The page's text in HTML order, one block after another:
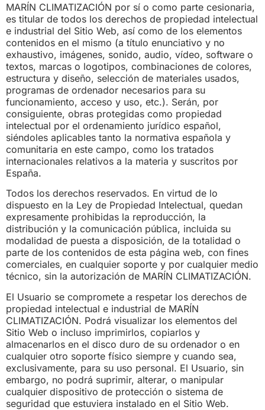
MARÍN CLIMATIZACIÓN por sí o como parte cesionaria,
es titular de todos los derechos de propiedad intelectual
e industrial del Sitio Web, así como de los elementos
contenidos en el mismo (a título enunciativo y no
exhaustivo, imágenes, sonido, audio, vídeo, software o
textos, marcas o logotipos, combinaciones de colores,
estructura y diseño, selección de materiales usados,
programas de ordenador necesarios para su
funcionamiento, acceso y uso, etc.). Serán, por
consiguiente, obras protegidas como propiedad
intelectual por el ordenamiento jurídico español,
siéndoles aplicables tanto la normativa española y
comunitaria en este campo, como los tratados
internacionales relativos a la materia y suscritos por
España.
Todos los derechos reservados. En virtud de lo
dispuesto en la Ley de Propiedad Intelectual, quedan
expresamente prohibidas la reproducción, la
distribución y la comunicación pública, incluida su
modalidad de puesta a disposición, de la totalidad o
parte de los contenidos de esta página web, con fines
comerciales, en cualquier soporte y por cualquier medio
técnico, sin la autorización de MARÍN CLIMATIZACIÓN.
El Usuario se compromete a respetar los derechos de
propiedad intelectual e industrial de MARÍN
CLIMATIZACIÓN. Podrá visualizar los elementos del
Sitio Web o incluso imprimirlos, copiarlos y
almacenarlos en el disco duro de su ordenador o en
cualquier otro soporte físico siempre y cuando sea,
exclusivamente, para su uso personal. El Usuario, sin
embargo, no podrá suprimir, alterar, o manipular
cualquier dispositivo de protección o sistema de
seguridad que estuviera instalado en el Sitio Web.